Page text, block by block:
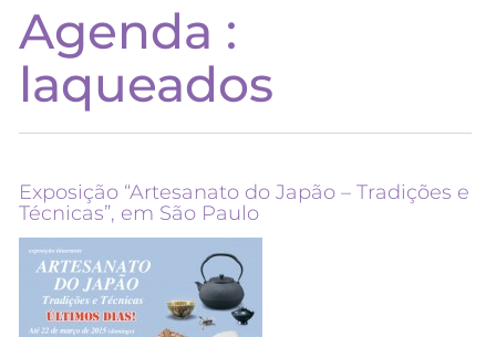
Agenda :
laqueados
Exposição “Artesanato do Japão – Tradições e
Técnicas”, em São Paulo